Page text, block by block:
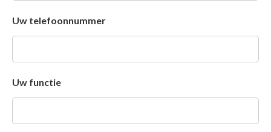
Uw telefoonnummer
Uw functie